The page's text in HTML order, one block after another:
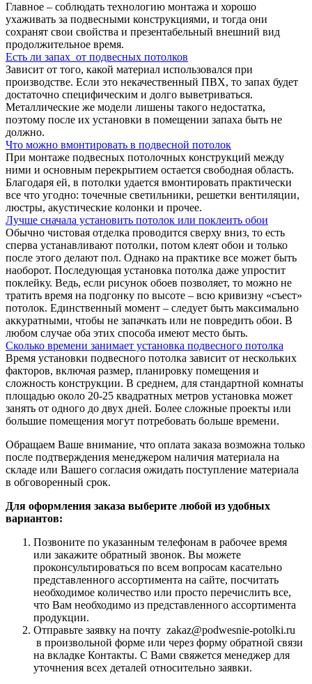
Главное – соблюдать технологию монтажа и хорошо
ухаживать за подвесными конструкциями, и тогда они
сохранят свои свойства и презентабельный внешний вид
продолжительное время.
Есть ли запах от подвесных потолков
Зависит от того, какой материал использовался при
производстве. Если это некачественный ПВХ, то запах будет
достаточно специфическим и долго выветриваться.
Металлические же модели лишены такого недостатка,
поэтому после их установки в помещении запаха быть не
должно.
Что можно вмонтировать в подвесной потолок
При монтаже подвесных потолочных конструкций между
ними и основным перекрытием остается свободная область.
Благодаря ей, в потолки удается вмонтировать практически
все что угодно: точечные светильники, решетки вентиляции,
люстры, акустические колонки и прочее.
Лучше сначала установить потолок или поклеить обои
Обычно чистовая отделка проводится сверху вниз, то есть
сперва устанавливают потолки, потом клеят обои и только
после этого делают пол. Однако на практике все может быть
наоборот. Последующая установка потолка даже упростит
поклейку. Ведь, если рисунок обоев позволяет, то можно не
тратить время на подгонку по высоте – всю кривизну «съест»
потолок. Единственный момент – следует быть максимально
аккуратными, чтобы не запачкать или не повредить обои. В
любом случае оба этих способа имеют место быть.
Сколько времени занимает установка подвесного потолка
Время установки подвесного потолка зависит от нескольких
факторов, включая размер, планировку помещения и
сложность конструкции. В среднем, для стандартной комнаты
площадью около 20-25 квадратных метров установка может
занять от одного до двух дней. Более сложные проекты или
большие помещения могут потребовать больше времени.
Обращаем Ваше внимание, что оплата заказа возможна только
после подтверждения менеджером наличия материала на
складе или Вашего согласия ожидать поступление материала
в обговоренный срок.
Для оформления заказа выберите любой из удобных
вариантов:
Позвоните по указанным телефонам в рабочее время
или закажите обратный звонок. Вы можете
проконсультироваться по всем вопросам касательно
представленного ассортимента на сайте, посчитать
необходимое количество или просто перечислить все,
что Вам необходимо из представленного ассортимента
продукции.
Отправьте заявку на почту zakaz@podwesnie-potolki.ru
в произвольной форме или через форму обратной связи
на вкладке Контакты. С Вами свяжется менеджер для
уточнения всех деталей относительно заявки.